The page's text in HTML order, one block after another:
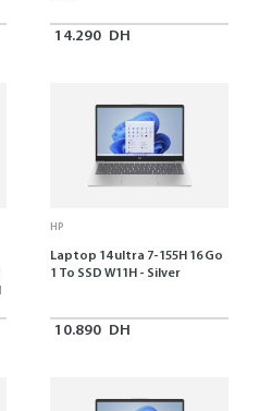
14.290 DH
HP
Laptop 14 ultra 7-155H 16 Go
1 To SSD W11H - Silver
10.890 DH